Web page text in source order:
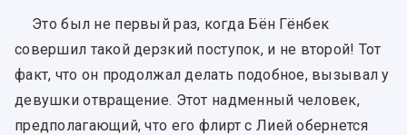
Это был не первый раз, когда Бён Гёнбек
совершил такой дерзкий поступок, и не второй! Тот
факт, что он продолжал делать подобное, вызывал у
девушки отвращение. Этот надменный человек,
предполагающий, что его флирт с Лией обернется